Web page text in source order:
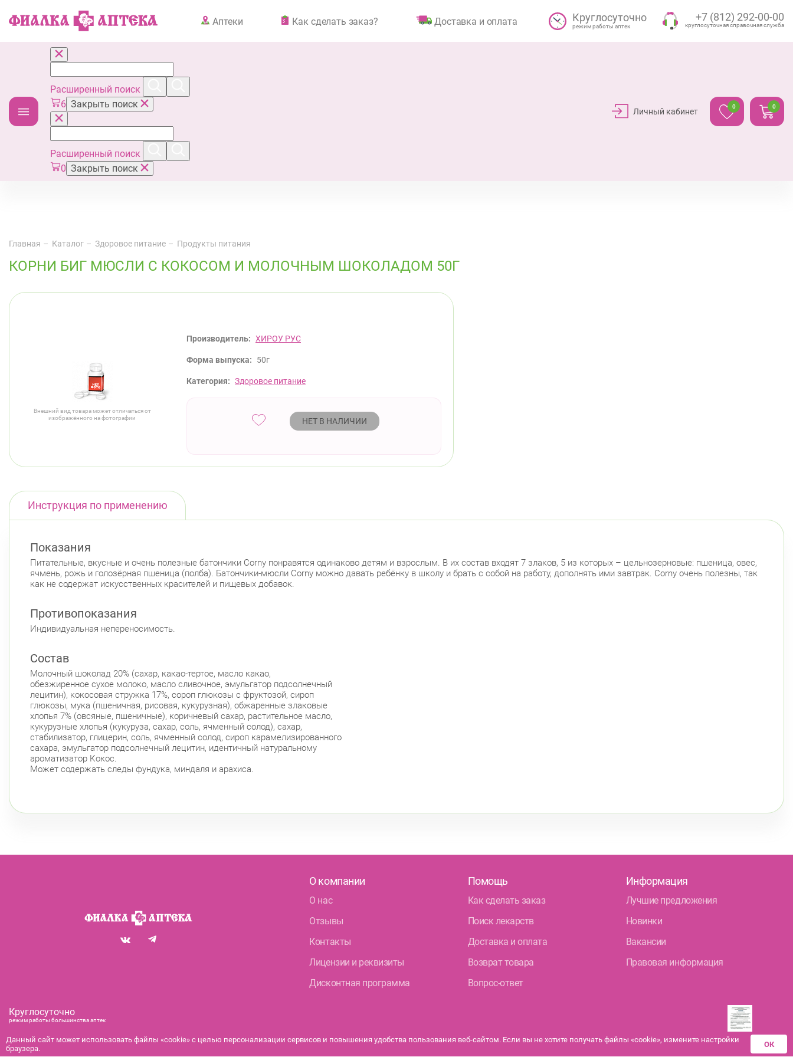
Аптеки Как сделать заказ? Доставка и оплата Круглосуточно
режим работы аптек
+7 (812) 292-00-00
круглосуточная справочная служба
Расширенный поиск
6 Закрыть поиск
Расширенный поиск
0 Закрыть поиск
Личный кабинет
0 0
Главная Каталог Здоровое питание Продукты питания
КОРНИ БИГ МЮСЛИ С КОКОСОМ И МОЛОЧНЫМ ШОКОЛАДОМ 50Г
Внешний вид товара может отличаться от
изображённого на фотографии
Производитель: ХИРОУ РУС
Форма выпуска: 50г
Категория: Здоровое питание
НЕТ В НАЛИЧИИ
Инструкция по применению
Показания
Питательные, вкусные и очень полезные батончики Corny понравятся одинаково детям и взрослым. В их состав входят 7 злаков, 5 из которых – цельнозерновые: пшеница, овес,
ячмень, рожь и голозёрная пшеница (полба). Батончики-мюсли Corny можно давать ребёнку в школу и брать с собой на работу, дополнять ими завтрак. Corny очень полезны, так
как не содержат искусственных красителей и пищевых добавок.
Противопоказания
Индивидуальная непереносимость.
Состав
Молочный шоколад 20% (сахар, какао-тертое, масло какао,
обезжиренное сухое молоко, масло сливочное, эмульгатор подсолнечный
лецитин), кокосовая стружка 17%, сороп глюкозы с фруктозой, сироп
глюкозы, мука (пшеничная, рисовая, кукурузная), обжаренные злаковые
хлопья 7% (овсяные, пшеничные), коричневый сахар, растительное масло,
кукурузные хлопья (кукуруза, сахар, соль, ячменный солод), сахар,
стабилизатор, глицерин, соль, ячменный солод, сироп карамелизированного
сахара, эмульгатор подсолнечный лецитин, идентичный натуральному
ароматизатор Кокос.
Может содержать следы фундука, миндаля и арахиса.
О компании
О нас
Отзывы
Контакты
Лицензии и реквизиты
Дисконтная программа
Помощь
Как сделать заказ
Поиск лекарств
Доставка и оплата
Возврат товара
Вопрос-ответ
Информация
Лучшие предложения
Новинки
Вакансии
Правовая информация
Круглосуточно
режим работы большинства аптек
+7 (812) 292-00-00
справочная служба с 9:00 до 21:00
Разрешения аптек-
Данный сайт может использовать файлы «cookie» с целью персонализации сервисов и повышения удобства пользования веб-сайтом. Если вы не хотите получать файлы «cookie», измените настройки
браузера.
ОК